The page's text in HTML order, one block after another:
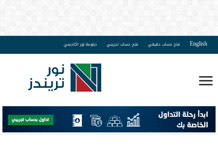
English فتح حساب حقيقي فتح حساب تجريبي دبلومة نور اكاديمي